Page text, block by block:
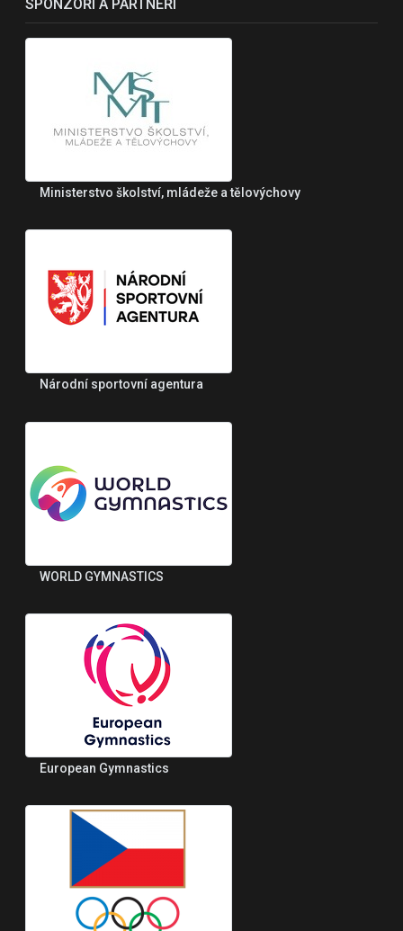
SPONZOŘI A PARTNEŘI
Ministerstvo školství, mládeže a tělovýchovy
Národní sportovní agentura
WORLD GYMNASTICS
European Gymnastics